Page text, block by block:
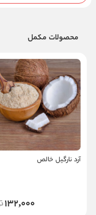
محصولات مکمل
آرد نارگیل خالص
132,000